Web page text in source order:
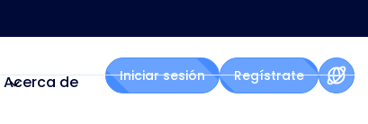
Acerca de Iniciar sesión Regístrate